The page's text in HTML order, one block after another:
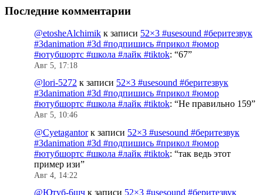
Последние комментарии
@etosheAlchimik к записи 52×3 #usesound #беритезвук
#3danimation #3d #подпишись #прикол #юмор
#ютубшортс #школа #лайк #tiktok: “67”
Авг 5, 17:18
@lori-5272 к записи 52×3 #usesound #беритезвук
#3danimation #3d #подпишись #прикол #юмор
#ютубшортс #школа #лайк #tiktok: “Не правильно 159”
Авг 5, 10:46
@Cyetagantorк записи 52×3 #usesound #беритезвук
#3danimation #3d #подпишись #прикол #юмор
#ютубшортс #школа #лайк #tiktok: “так ведь этот
пример изи”
Авг 4, 14:22
@Ютуб-6шч к записи 52×3 #usesound #беритезвук